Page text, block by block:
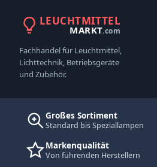
LEUCHTMITTEL
MARKT.com
Fachhandel für Leuchtmittel,
Lichttechnik, Betriebsgeräte
und Zubehör.
Großes Sortiment
Standard bis Speziallampen
Markenqualität
Von führenden Herstellern